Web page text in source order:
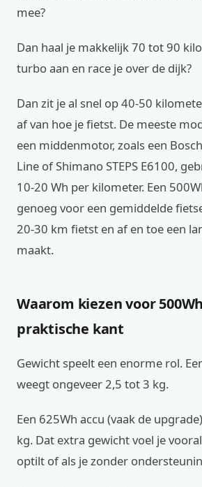
mee?
Dan haal je makkelijk 70 tot 90
turbo aan en race je over de dijk?
Dan zit je al snel op 40-50
af van hoe je fietst. De meeste
een middenmotor, zoals een
Line of Shimano STEPS E6100,
10-20 Wh per kilometer. Een
genoeg voor een gemiddelde
20-30 km fietst en af en toe een
maakt.
Waarom kiezen voor
praktische kant
Gewicht speelt een enorme rol.
weegt ongeveer 2,5 tot 3 kg.
Een 625Wh accu (vaak de
kg. Dat extra gewicht voel je
optilt of als je zonder